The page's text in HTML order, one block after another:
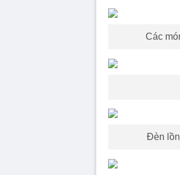
Các
Đèn